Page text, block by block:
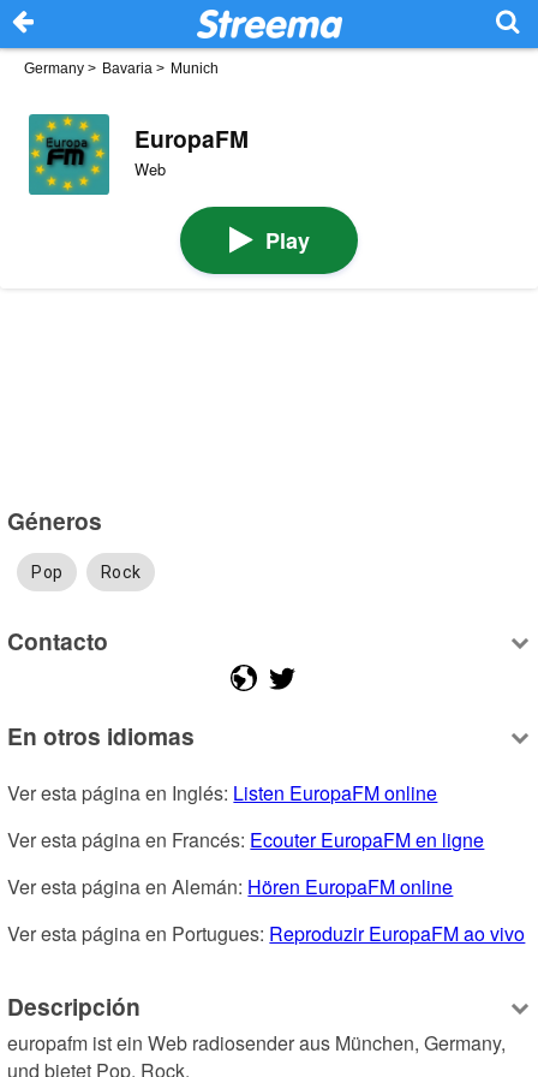
Germany > Bavaria > Munich
EuropaFM
Web
Play
Géneros
Pop Rock
Contacto
En otros idiomas
Ver esta página en Inglés: Listen EuropaFM online
Ver esta página en Francés: Ecouter EuropaFM en ligne
Ver esta página en Alemán: Hören EuropaFM online
Ver esta página en Portugues: Reproduzir EuropaFM ao vivo
Descripción
europafm ist ein Web radiosender aus München, Germany,
und bietet Pop, Rock.